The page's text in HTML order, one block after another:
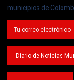
municipios de